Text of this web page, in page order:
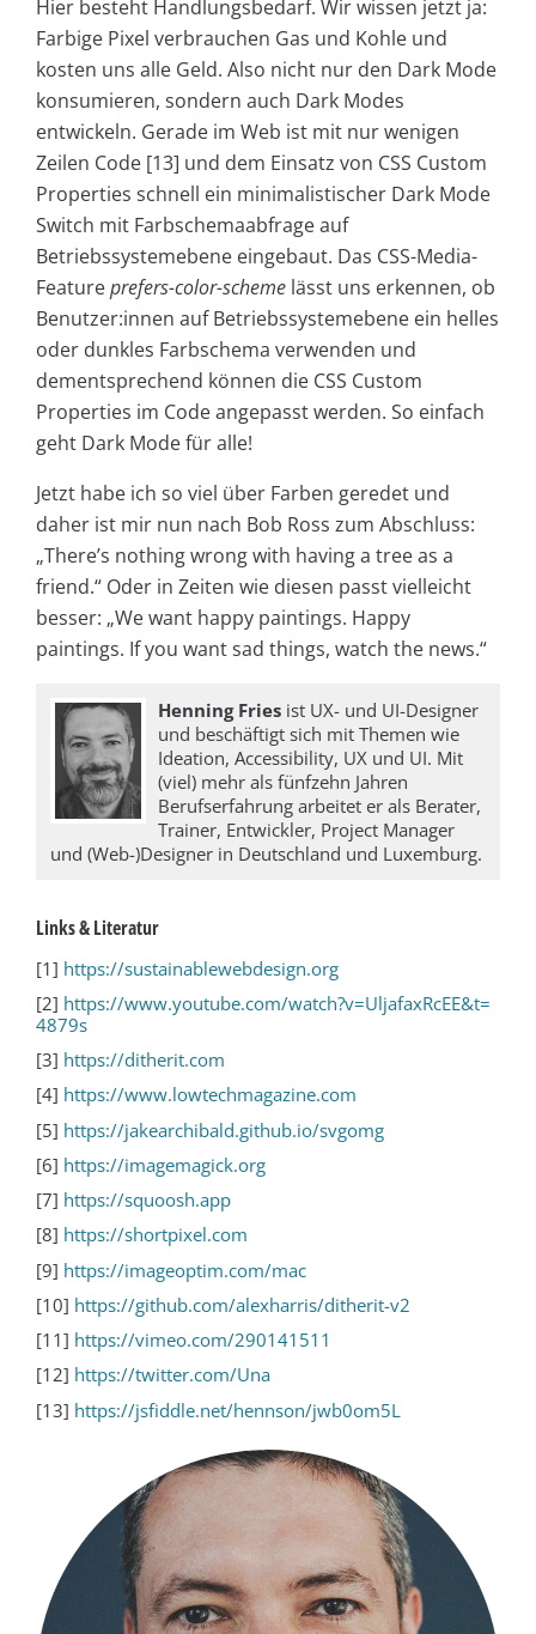
Hier besteht Handlungsbedarf. Wir wissen jetzt ja:
Farbige Pixel verbrauchen Gas und Kohle und
kosten uns alle Geld. Also nicht nur den Dark Mode
konsumieren, sondern auch Dark Modes
entwickeln. Gerade im Web ist mit nur wenigen
Zeilen Code [13] und dem Einsatz von CSS Custom
Properties schnell ein minimalistischer Dark Mode
Switch mit Farbschemaabfrage auf
Betriebssystemebene eingebaut. Das CSS-Media-
Featureprefers-color-scheme lässt uns erkennen, ob
Benutzer:innen auf Betriebssystemebene ein helles
oder dunkles Farbschema verwenden und
dementsprechend können die CSS Custom
Properties im Code angepasst werden. So einfach
geht Dark Mode für alle!
Jetzt habe ich so viel über Farben geredet und
daher ist mir nun nach Bob Ross zum Abschluss:
„There’s nothing wrong with having a tree as a
friend.“ Oder in Zeiten wie diesen passt vielleicht
besser: „We want happy paintings. Happy
paintings. If you want sad things, watch the news.“
Henning Fries ist UX- und UI-Designer
und beschäftigt sich mit Themen wie
Ideation, Accessibility, UX und UI. Mit
(viel) mehr als fünfzehn Jahren
Berufserfahrung arbeitet er als Berater,
Trainer, Entwickler, Project Manager
und (Web-)Designer in Deutschland und Luxemburg.
Links & Literatur
[1] https://sustainablewebdesign.org
[2] https://www.youtube.com/watch?v=UljafaxRcEE&t=
4879s
[3] https://ditherit.com
[4] https://www.lowtechmagazine.com
[5] https://jakearchibald.github.io/svgomg
[6] https://imagemagick.org
[7] https://squoosh.app
[8] https://shortpixel.com
[9] https://imageoptim.com/mac
[10] https://github.com/alexharris/ditherit-v2
[11] https://vimeo.com/290141511
[12] https://twitter.com/Una
[13] https://jsfiddle.net/hennson/jwb0om5L